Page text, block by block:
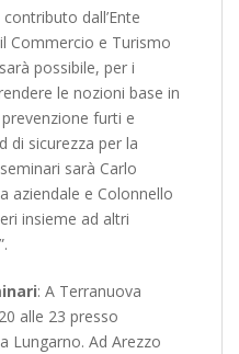
dall’Ente
Commercio e Turismo
possibile, per i
le nozioni base in
furti e
di sicurezza per la
sarà Carlo
aziendale e Colonnello
insieme ad altri
: A Terranuova
alle 23 presso
Lungarno. Ad Arezzo